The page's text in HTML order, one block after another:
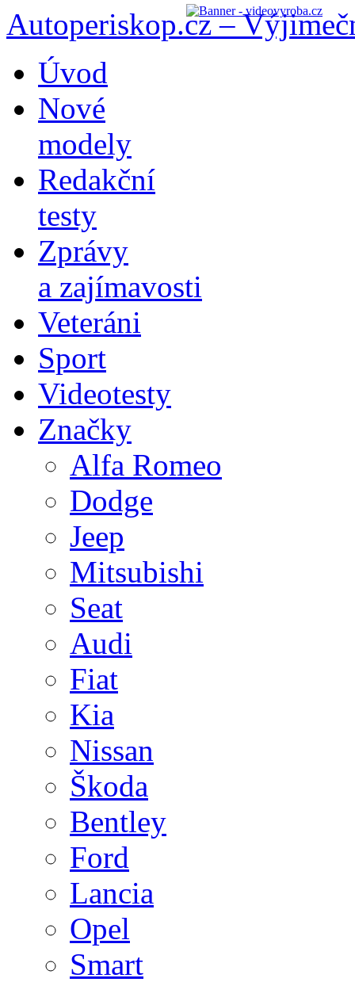
Autoperiskop.cz –
obsahu
webu
Úvod
Nové
modely
Redakční
testy
Zprávy
a zajímavosti
Veteráni
Sport
Videotesty
Značky
Alfa Romeo
Dodge
Jeep
Mitsubishi
Seat
Audi
Fiat
Kia
Nissan
Škoda
Bentley
Ford
Lancia
Opel
Smart